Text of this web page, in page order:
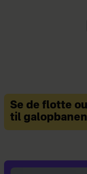
Se de flotte
til galopbanen